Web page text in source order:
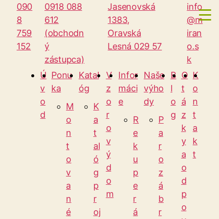
090
8
759
152
0918 088
612
(obchodn
ý
zástupca)
Jasenovská
1383,
Oravská
Lesná 029 57
info
@m
iran
o.s
k
Ú
v
o
d
Ponu
ka
M
o
n
t
o
v
a
n
é
Katal
óg
K
a
t
al
ó
g
p
r
oj
V
z
o
r
o
v
ý
d
o
m
Infor
máci
e
R
e
k
u
p
e
r
á
Naše
výho
dy
P
a
r
o
z
á
b
r
B
l
o
g
O
t
á
z
k
y
a
o
d
p
o
K
o
n
t
a
k
t